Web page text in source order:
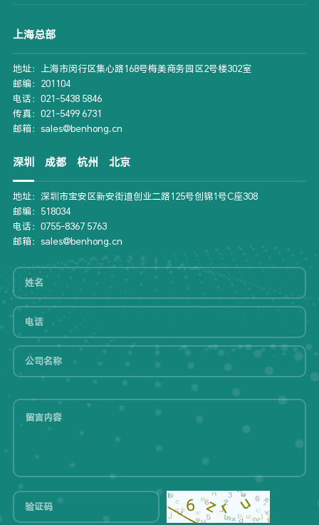
上海总部
地址：上海市闵行区集心路168号梅美商务园区2号楼302室
邮编：201104
电话：021-5438 5846
传真：021-5499 6731
邮箱：sales@benhong.cn
深圳 成都 杭州 北京
地址：深圳市宝安区新安街道创业二路125号创锦1号C座308
邮编：518034
电话：0755-8367 5763
邮箱：sales@benhong.cn